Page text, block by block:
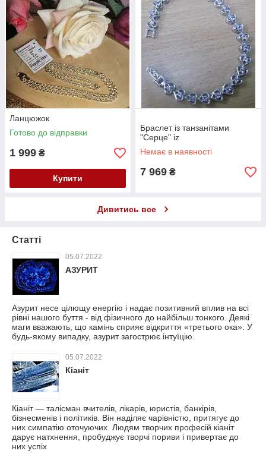
Ланцюжок
Готово до відправки
1 999 ₴
Купити
Браслет із танзанітами
"Серце" iz
Немає в наявності
7 969 ₴
Дивитись все
Статті
05.07.2022
АЗУРИТ
Азурит несе цілющу енергію і надає позитивний вплив на всі
рівні нашого буття - від фізичного до найбільш тонкого. Деякі
маги вважають, що камінь сприяє відкриття «третього ока». У
будь-якому випадку, азурит загострює інтуїцію.
05.07.2022
Кіаніт
Кіаніт — талісман вчителів, лікарів, юристів, банкірів,
бізнесменів і політиків. Він наділяє чарівністю, притягує до
них симпатію оточуючих. Людям творчих професій кіаніт
дарує натхнення, пробуджує творчі пориви і привертає до
них успіх